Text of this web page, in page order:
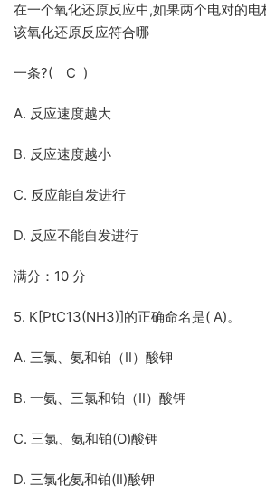
在一个氧化还原反应中,如果两个电对的
该氧化还原反应符合哪
一条?( C )
A. 反应速度越大
B. 反应速度越小
C. 反应能自发进行
D. 反应不能自发进行
满分：10 分
5. K[PtC13(NH3)]的正确命名是( A)。
A. 三氯、氨和铂（Ⅱ）酸钾
B. 一氨、三氯和铂（Ⅱ）酸钾
C. 三氯、氨和铂(O)酸钾
D. 三氯化氨和铂(Ⅱ)酸钾